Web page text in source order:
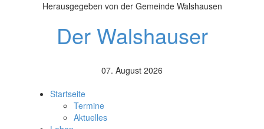
Herausgegeben von der Gemeinde Walshausen
Der Walshauser
07. August 2026
Startseite
Termine
Aktuelles